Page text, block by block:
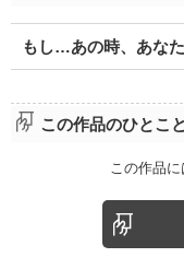
もし…あの時、あな
この作品のひとこ
この作品に